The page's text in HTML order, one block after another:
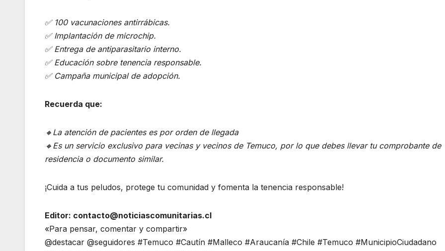
✅ 100 vacunaciones antirrábicas.
✅ Implantación de microchip.
✅ Entrega de antiparasitario interno.
✅ Educación sobre tenencia responsable.
✅ Campaña municipal de adopción.
Recuerda que:
🔸La atención de pacientes es por orden de llegada
🔸Es un servicio exclusivo para vecinas y vecinos de Temuco, por lo que debes llevar tu comprobante de
residencia o documento similar.
¡Cuida a tus peludos, protege tu comunidad y fomenta la tenencia responsable!
Editor: contacto@noticiascomunitarias.cl
«Para pensar, comentar y compartir»
@destacar @seguidores #Temuco #Cautín #Malleco #Araucanía #Chile #Temuco #MunicipioCiudadano